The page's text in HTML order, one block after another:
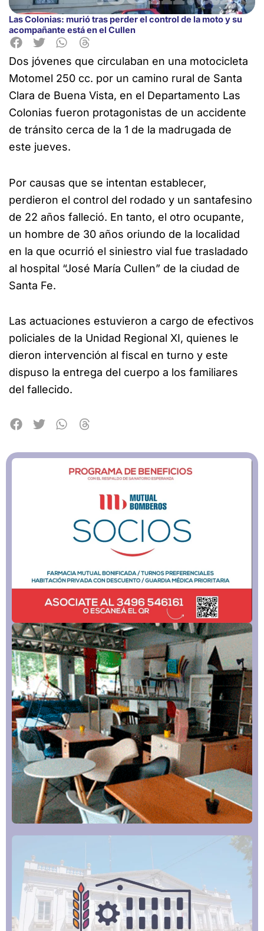
Las Colonias: murió tras perder el control de la moto y su
acompañante está en el Cullen
Dos jóvenes que circulaban en una motocicleta
Motomel 250 cc. por un camino rural de Santa
Clara de Buena Vista, en el Departamento Las
Colonias fueron protagonistas de un accidente
de tránsito cerca de la 1 de la madrugada de
este jueves.
Por causas que se intentan establecer,
perdieron el control del rodado y un santafesino
de 22 años falleció. En tanto, el otro ocupante,
un hombre de 30 años oriundo de la localidad
en la que ocurrió el siniestro vial fue trasladado
al hospital “José María Cullen” de la ciudad de
Santa Fe.
Las actuaciones estuvieron a cargo de efectivos
policiales de la Unidad Regional XI, quienes le
dieron intervención al fiscal en turno y este
dispuso la entrega del cuerpo a los familiares
del fallecido.